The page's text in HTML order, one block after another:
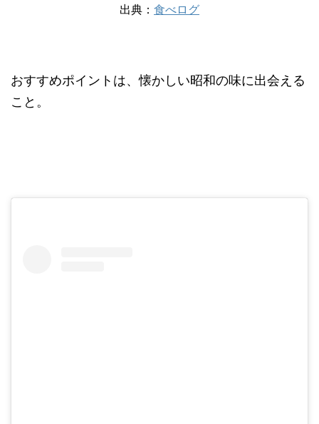
出典： 食べログ
おすすめポイントは、懐かしい昭和の味に出会える
こと。